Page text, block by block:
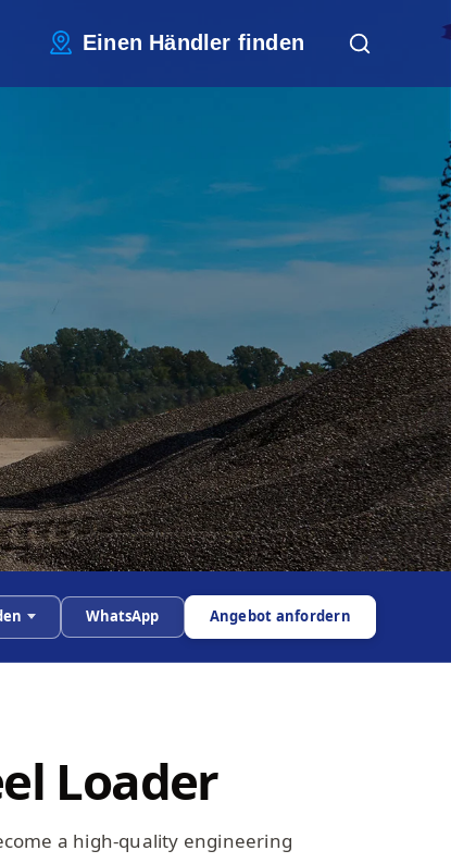
Einen Händler finden
WhatsApp Angebot anfordern
Loader
a high-quality engineering